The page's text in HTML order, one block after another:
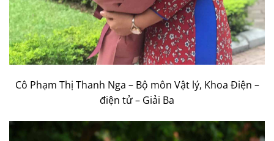
Cô Phạm Thị Thanh Nga – Bộ môn Vật lý, Khoa Điện –
điện tử – Giải Ba